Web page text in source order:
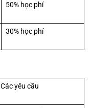
50% học phí
30% học phí
Các yêu cầu